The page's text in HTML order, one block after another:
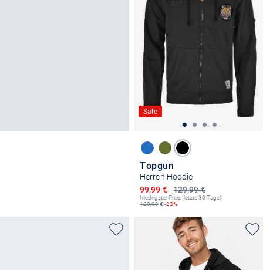
Sale
Topgun
Herren Hoodie
129,99 €
Ermäßigter Preis
99,99 €
Niedrigster Preis (letzte 30 Tage):
129,99€ -23%